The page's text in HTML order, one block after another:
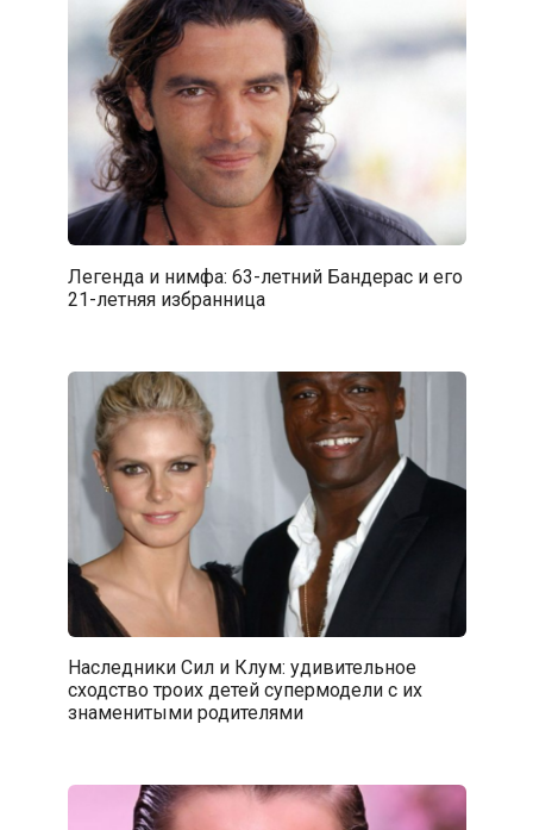
Легенда и нимфа: 63-летний Бандерас и его
21-летняя избранница
Наследники Сил и Клум: удивительное
сходство троих детей супермодели с их
знаменитыми родителями